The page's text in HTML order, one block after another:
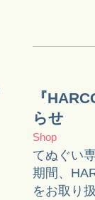
『
らせ
Shop
てぬぐい
期間、
をお取り